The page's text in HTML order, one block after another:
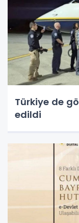
Türkiye de
edildi